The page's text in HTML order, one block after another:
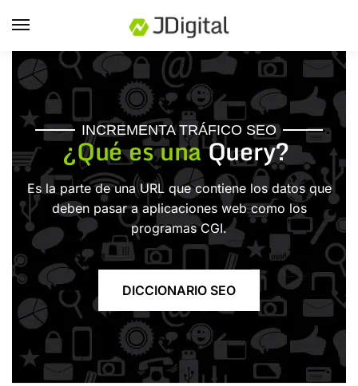
INCREMENTA TRÁFICO SEO
¿Qué es unaQuery?
Es la parte de una URL que contiene los datos que
deben pasar a aplicaciones web como los
programas CGI.
DICCIONARIO SEO